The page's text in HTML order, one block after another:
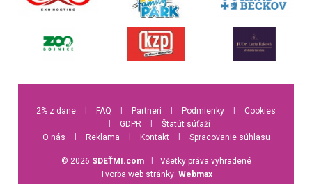
2% z dane FAQ Partneri Podmienky
Cookies
GDPR
Štatút súťaží
O nás
Reklama Kontakt Spracovanie súhlasu
© 2026 SDEŤMI.com
Všetky práva vyhradené
Tvorba web stránky: Webmax